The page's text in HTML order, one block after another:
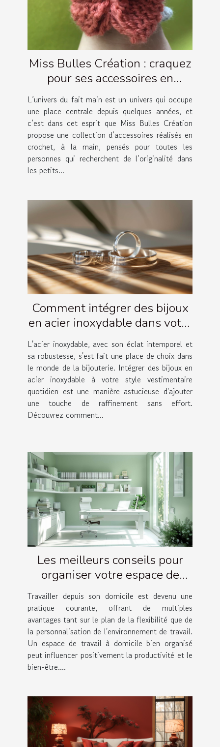
Miss Bulles Création : craquez
pour ses accessoires en
crochet artisanaux !
L’univers du fait main est un univers qui occupe
une place centrale depuis quelques années, et
c’est dans cet esprit que Miss Bulles Création
propose une collection d’accessoires réalisés en
crochet, à la main, pensés pour toutes les
personnes qui recherchent de l’originalité dans
les petits...
Comment intégrer des bijoux
en acier inoxydable dans votre
garde-robe quotidienne
L'acier inoxydable, avec son éclat intemporel et
sa robustesse, s'est fait une place de choix dans
le monde de la bijouterie. Intégrer des bijoux en
acier inoxydable à votre style vestimentaire
quotidien est une manière astucieuse d'ajouter
une touche de raffinement sans effort.
Découvrez comment...
Les meilleurs conseils pour
organiser votre espace de
travail à domicile
Travailler depuis son domicile est devenu une
pratique courante, offrant de multiples
avantages tant sur le plan de la flexibilité que de
la personnalisation de l'environnement de travail.
Un espace de travail à domicile bien organisé
peut influencer positivement la productivité et le
bien-être....